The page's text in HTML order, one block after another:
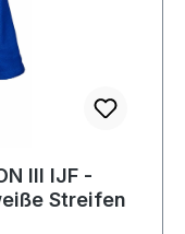
III IJF -
Streifen